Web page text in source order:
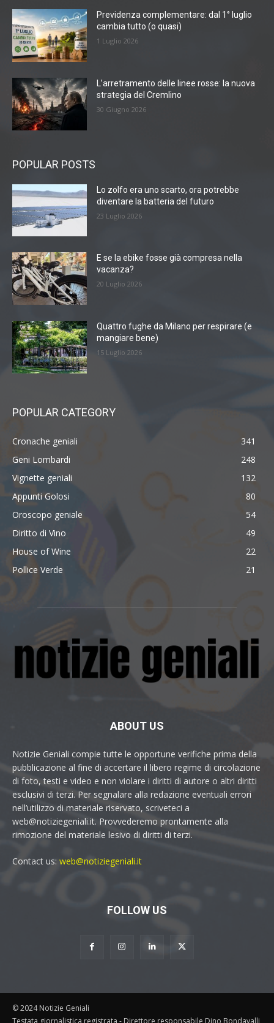
Previdenza complementare: dal 1° luglio
cambia tutto (o quasi)
1 Luglio 2026
L’arretramento delle linee rosse: la nuova
strategia del Cremlino
30 Giugno 2026
POPULAR POSTS
Lo zolfo era uno scarto, ora potrebbe
diventare la batteria del futuro
23 Luglio 2026
E se la ebike fosse già compresa nella
vacanza?
20 Luglio 2026
Quattro fughe da Milano per respirare (e
mangiare bene)
15 Luglio 2026
POPULAR CATEGORY
Cronache geniali
341
Geni Lombardi
248
Vignette geniali
132
Appunti Golosi
80
Oroscopo geniale
54
Diritto di Vino
49
House of Wine
22
Pollice Verde
21
ABOUT US
Notizie Geniali compie tutte le opportune verifiche prima della
pubblicazione al fine di accertare il libero regime di circolazione
di foto, testi e video e non violare i diritti di autore o altri diritti
esclusivi di terzi. Per segnalare alla redazione eventuali errori
nell’utilizzo di materiale riservato, scriveteci a
web@notiziegeniali.it. Provvederemo prontamente alla
rimozione del materiale lesivo di diritti di terzi.
Contact us: web@notiziegeniali.it
FOLLOW US
© 2024 Notizie Geniali
Testata giornalistica registrata - Direttore responsabile Dino Bondavalli